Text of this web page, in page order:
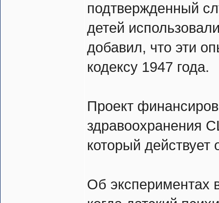
подтвержденный
детей
добавил, что эти
кодексу 1947 года.
Проект
здравоохранения
который
Об экспериментах